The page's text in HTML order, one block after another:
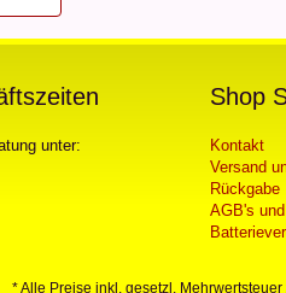
unter:
Shop
Kontakt
Versand
Rückgabe
AGB's
* Alle Preise inkl. gesetzl. Mehrwertsteuer